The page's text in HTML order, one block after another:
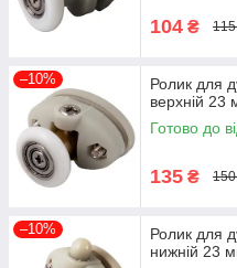
104 ₴
–10%
Ролик для
верхній 23
Готово до
135 ₴
–10%
Ролик для
нижній 23